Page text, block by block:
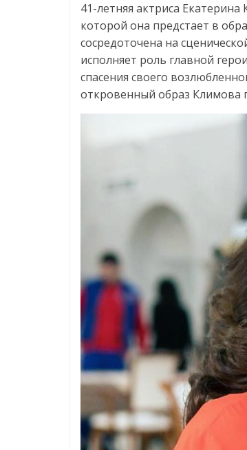
41-летняя актриса
которой она предстает в
сосредоточена на
исполняет роль главной
спасения своего
откровенный образ Климова